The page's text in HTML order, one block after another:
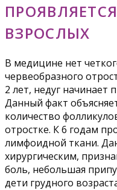
ВЗРОСЛЫХ
В медицине нет
червеобразного
2 лет, недуг начинает
Данный факт
количество
отростке. К 6 годам
лимфоидной ткани.
хирургическим,
боль, небольшая
дети грудного